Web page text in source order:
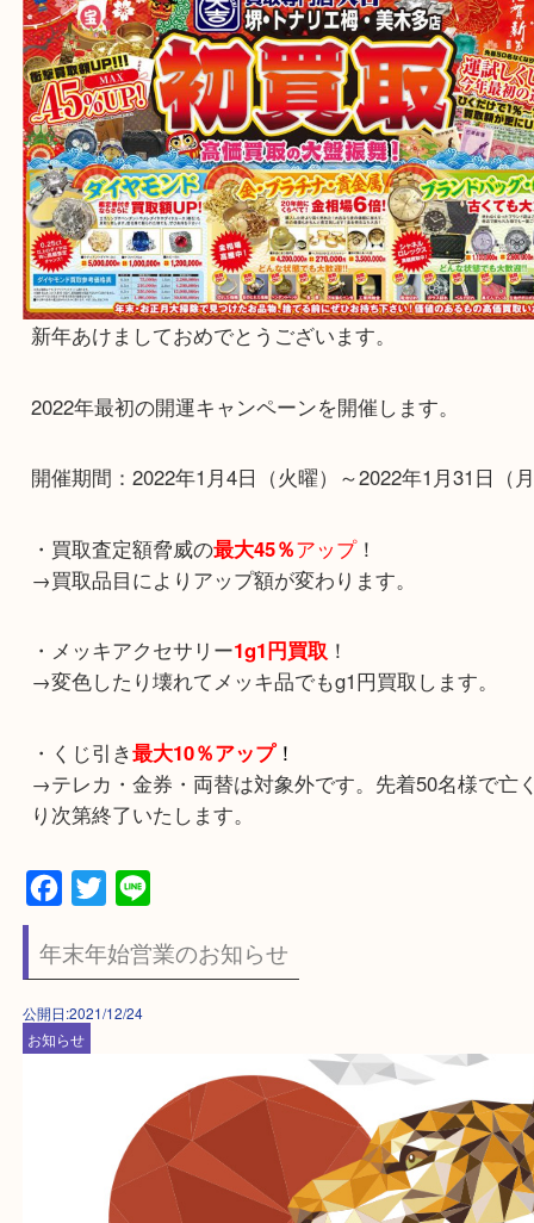
Facebook
Twitter
Line
新年キャンペーン開催のお知らせ
公開日:2022/01/03
お知らせ , キャンペーン
新年あけましておめでとうございます。
2022年最初の開運キャンペーンを開催します。
開催期間：2022年1月4日（火曜）～2022年1月31
・買取査定額脅威の 最大45％
→買取品目によりアップ額が変わります。
・メッキアクセサリー1g1円買取
→変色したり壊れてメッキ品でもg1円買取します
・くじ引き
→テレカ・金券・両替は対象外です。先着50名様
り次第終了いたします。
Facebook
Twitter
Line